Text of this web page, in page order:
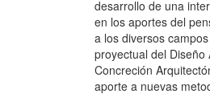
desarrollo de una
en los aportes del
a los diversos
proyectual del
Concreción
aporte a nuevas